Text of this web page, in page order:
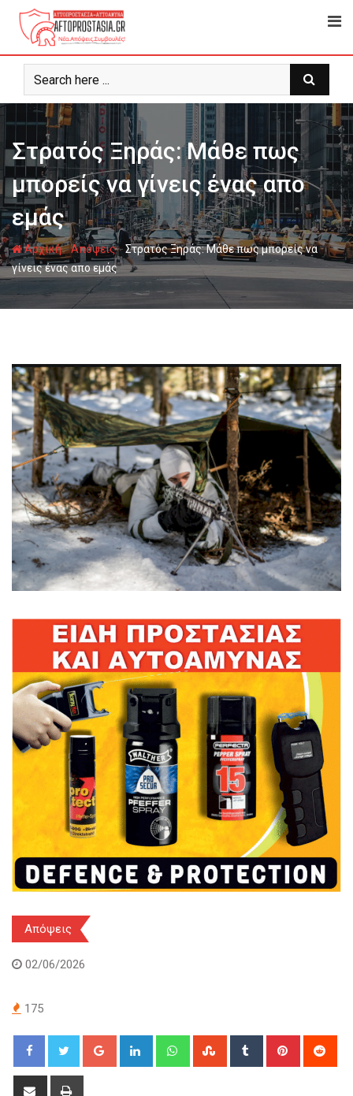
Ψάχνω
για...
Στρατός Ξηράς: Μάθε πως
μπορείς να γίνεις ένας απο
εμάς
Αρχική-Απόψεις-Στρατός Ξηράς: Μάθε πως μπορείς να
γίνεις ένας απο εμάς
Απόψεις
02/06/2026
175
Google+ LinkedIn WhatsappStumbleUpon
Tumblr Pinterest
Share